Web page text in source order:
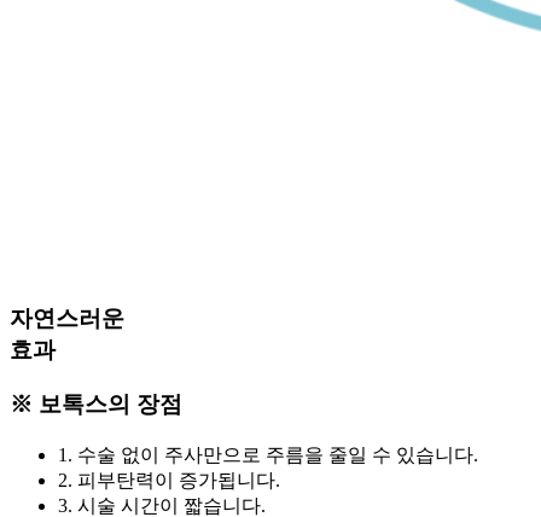
자연스러운
효과
※ 보톡스의 장점
1. 수술 없이 주사만으로 주름을 줄일 수 있습니다.
2. 피부탄력이 증가됩니다.
3. 시술 시간이 짧습니다.